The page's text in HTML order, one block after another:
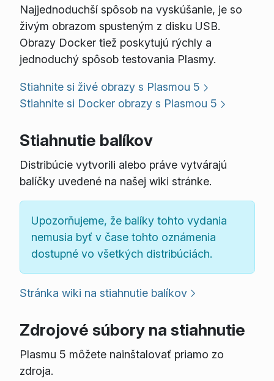
Najjednoduchší spôsob na vyskúšanie, je so
živým obrazom spusteným z disku USB.
Obrazy Docker tiež poskytujú rýchly a
jednoduchý spôsob testovania Plasmy.
Stiahnite si živé obrazy s Plasmou 5
Stiahnite si Docker obrazy s Plasmou 5
Stiahnutie balíkov
Distribúcie vytvorili alebo práve vytvárajú
balíčky uvedené na našej wiki stránke.
Upozorňujeme, že balíky tohto vydania
nemusia byť v čase tohto oznámenia
dostupné vo všetkých distribúciách.
Stránka wiki na stiahnutie balíkov
Zdrojové súbory na stiahnutie
Plasmu 5 môžete nainštalovať priamo zo
zdroja.